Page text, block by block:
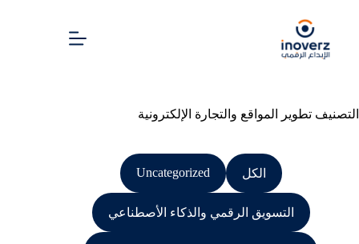
التصنيف تطوير المواقع والتجارة الإلكترونية
الكل Uncategorized
التسويق الرقمي والذكاء الأصطناعي